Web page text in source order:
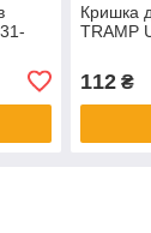
Кришка
TRAMP
112₴